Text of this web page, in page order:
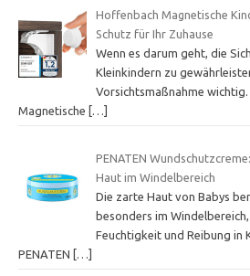
Hoffenbach Magnetische
Schutz für Ihr Zuhause
Wenn es darum geht, die
Kleinkindern zu
Vorsichtsmaßnahme
Magnetische
[…]
PENATEN
Haut im Windelbereich
Die zarte Haut von Babys
besonders im
Feuchtigkeit und Reibung in
PENATEN […]